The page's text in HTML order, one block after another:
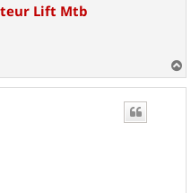
Lift Mtb
a
u